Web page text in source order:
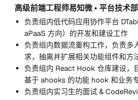
高级前端工程师易知微 • 平台技术
负责组内低代码应用协作平台
aPaaS 方向）的开发和建设工作
负责组内数据流重构工作，负责多
求，抽离并扩展相关功能组件和方
负责组内 React Hook 仓库建设，
基于 ahooks 的功能 hook 和业务
负责组内实习生的面试 &